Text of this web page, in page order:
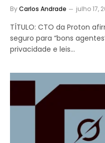
ByCarlos Andrade julho 17,
TÍTULO: CTO da Proton
seguro para “bons
privacidade e leis…